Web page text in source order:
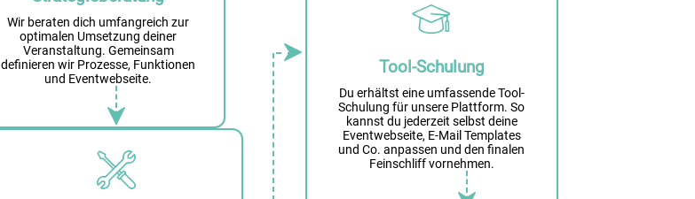
Wir beraten dich umfangreich zur
optimalen Umsetzung deiner
Veranstaltung. Gemeinsam
definieren wir Prozesse, Funktionen
und Eventwebseite.
Tool-Schulung
Du erhältst eine umfassende Tool-
Schulung für unsere Plattform. So
kannst du jederzeit selbst deine
Eventwebseite, E-Mail Templates
und Co. anpassen und den finalen
Feinschliff vornehmen.